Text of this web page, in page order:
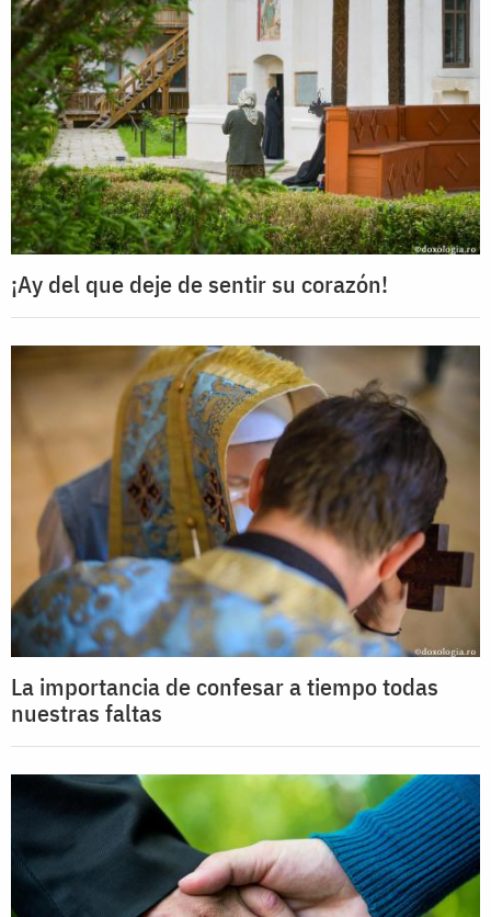
¡Ay del que deje de sentir su corazón!
La importancia de confesar a tiempo todas
nuestras faltas